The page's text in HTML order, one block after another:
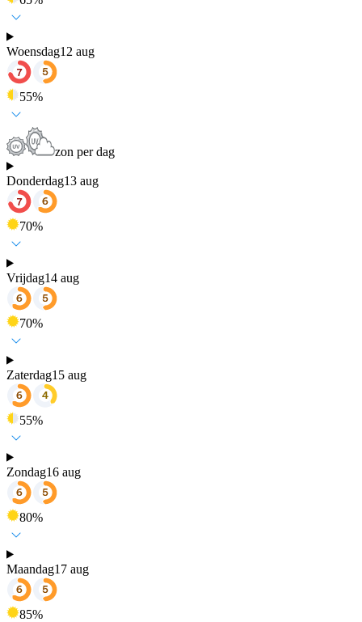
Woensdag12 aug
55%
zon per dag
Donderdag13 aug
70%
Vrijdag14 aug
70%
Zaterdag15 aug
55%
Zondag16 aug
80%
Maandag17 aug
85%